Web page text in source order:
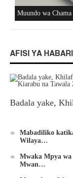
Muundo wa Chama
AFISI YA HABARI
Badala yake,
Mabadiliko
Wilaya…
Mwaka Mpya
Mwan…